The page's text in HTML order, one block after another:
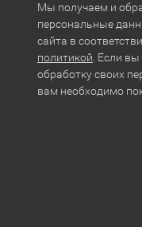
Мы получаем и
персональные
сайта в
политикой . Если
обработку своих
вам необходимо